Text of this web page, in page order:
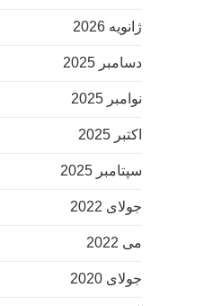
ژانویه 2026
دسامبر 2025
نوامبر 2025
اکتبر 2025
سپتامبر 2025
جولای 2022
می 2022
جولای 2020